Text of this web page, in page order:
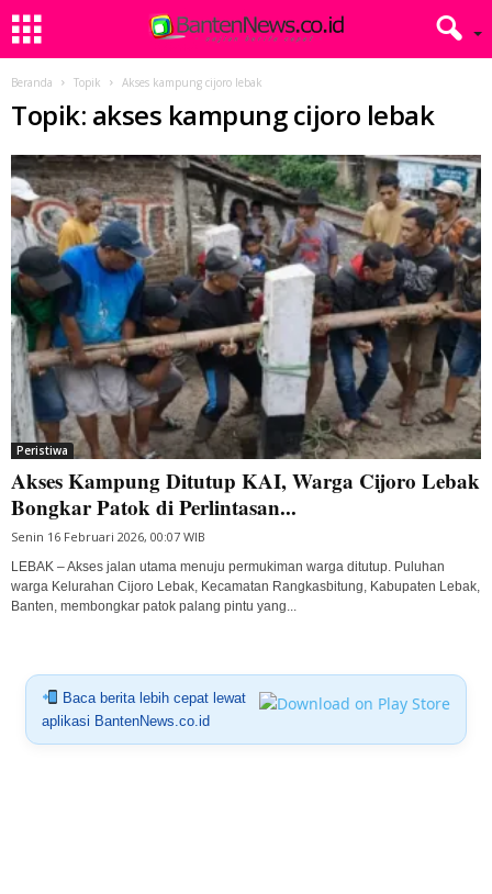
Beranda Topik Akses kampung cijoro lebak
Topik: akses kampung cijoro lebak
Peristiwa
Akses Kampung Ditutup KAI, Warga Cijoro Lebak
Bongkar Patok di Perlintasan...
Senin 16 Februari 2026, 00:07 WIB
LEBAK – Akses jalan utama menuju permukiman warga ditutup. Puluhan
warga Kelurahan Cijoro Lebak, Kecamatan Rangkasbitung, Kabupaten Lebak,
Banten, membongkar patok palang pintu yang...
Baca berita lebih cepat lewat
aplikasi BantenNews.co.id